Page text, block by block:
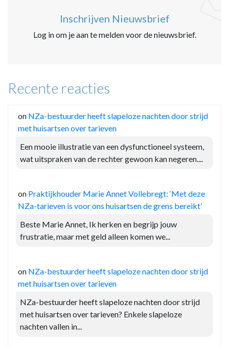
Inschrijven Nieuwsbrief
Log in om je aan te melden voor de nieuwsbrief.
Recente reacties
on NZa-bestuurder heeft slapeloze nachten door strijd
met huisartsen over tarieven
Een mooie illustratie van een dysfunctioneel systeem,
wat uitspraken van de rechter gewoon kan negeren....
on Praktijkhouder Marie Annet Vollebregt: ‘Met deze
NZa-tarieven is voor ons huisartsen de grens bereikt’
Beste Marie Annet, Ik herken en begrijp jouw
frustratie, maar met geld alleen komen we...
on NZa-bestuurder heeft slapeloze nachten door strijd
met huisartsen over tarieven
NZa-bestuurder heeft slapeloze nachten door strijd
met huisartsen over tarieven? Enkele slapeloze
nachten vallen in...